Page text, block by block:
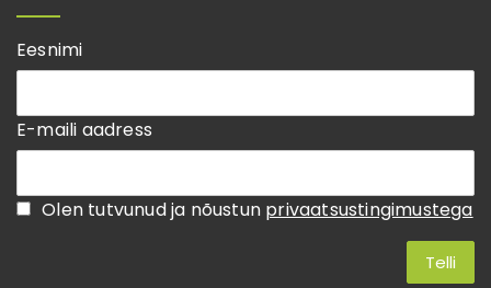
Eesnimi
E-maili aadress
Olen tutvunud ja nõustun privaatsustingimustega